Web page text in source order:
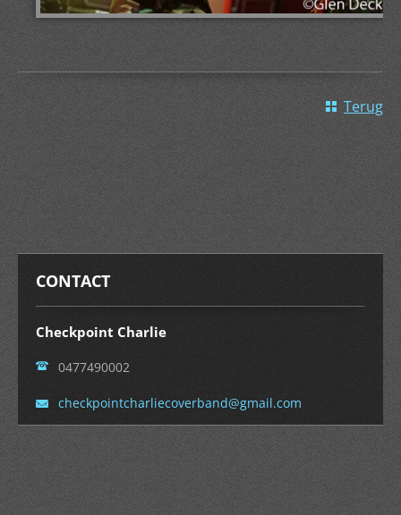
Terug
CONTACT
Checkpoint Charlie
0477490002
checkpointcharliecoverband@gmail.com